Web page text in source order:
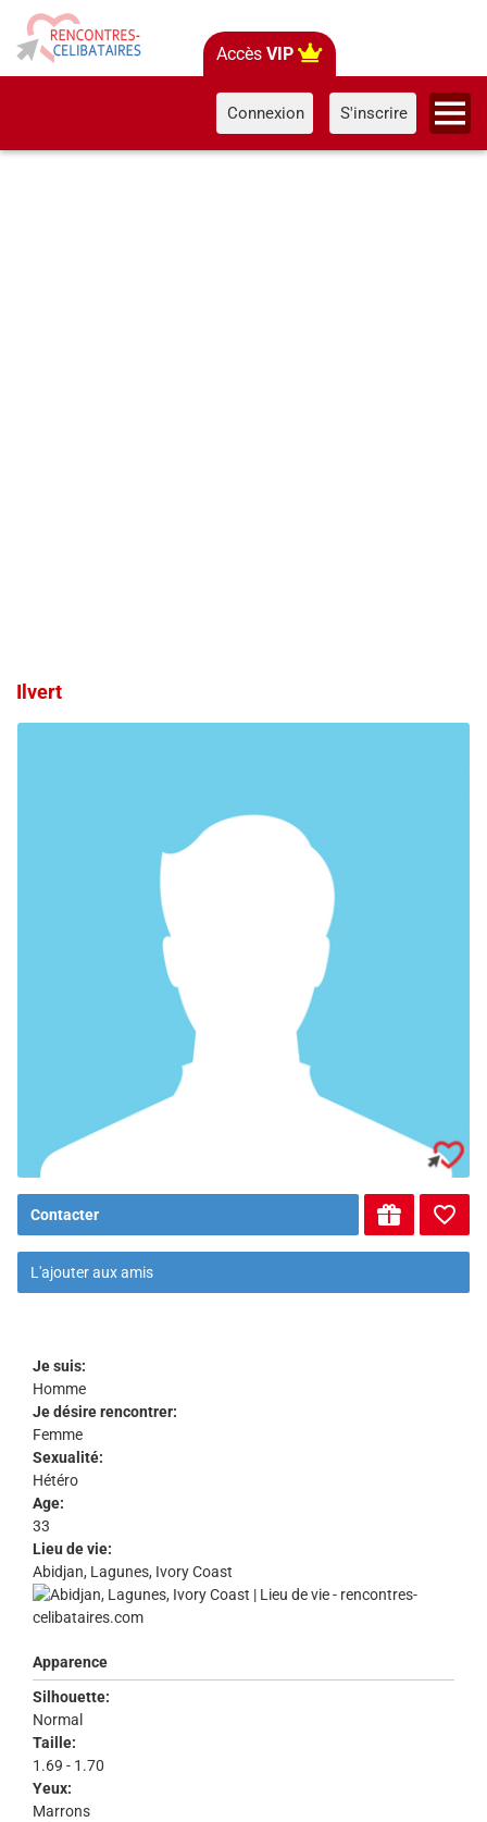
Accès VIP
Connexion S'inscrire
Ilvert
Contacter
L'ajouter aux amis
Je suis:
Homme
Je désire rencontrer:
Femme
Sexualité:
Hétéro
Age:
33
Lieu de vie:
Abidjan, Lagunes, Ivory Coast
Apparence
Silhouette:
Normal
Taille:
1.69 - 1.70
Yeux:
Marrons